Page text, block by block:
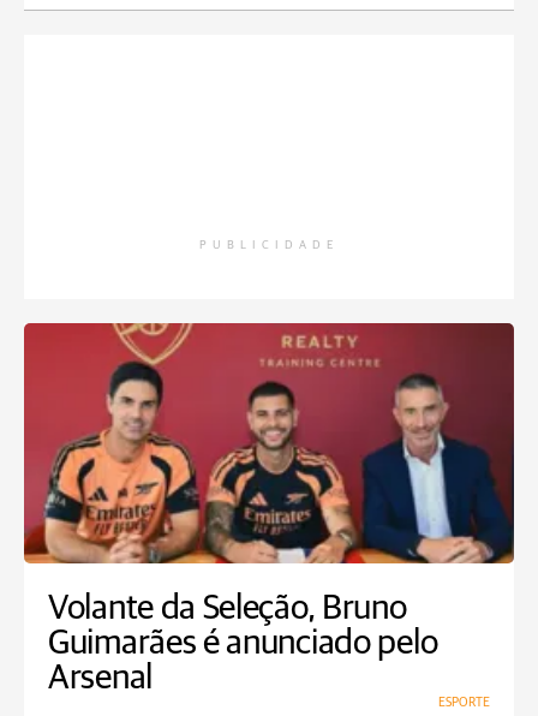
PUBLICIDADE
Volante da Seleção, Bruno
Guimarães é anunciado pelo
Arsenal
ESPORTE